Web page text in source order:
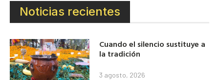
Noticias recientes
Cuando el silencio sustituye a
la tradición
3 agosto, 2026